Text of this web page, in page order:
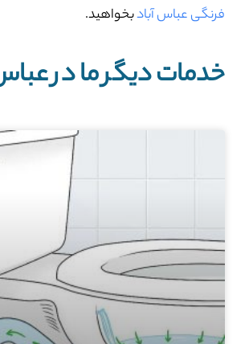
فرنگی عباس آبادبخواهید.
خدمات دیگر ما در